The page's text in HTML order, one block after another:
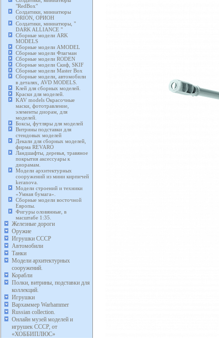
"RedBox"
Солдатики, миниатюры
ORION, ОРИОН
Солдатики, миниатюры, "
DARK ALLIANCE "
Сборные модели ARK
MODELS
Сборные модели AMODEL
Сборные модели Флагман
Сборные модели RODEN
Сборные модели Скиф, SKIF
Сборные модели Master Box
Сборные модели, автомобили
в деталях, AVD MODELS.
Клей для сборных моделей.
Краски для моделей.
KAV models Окрасочные
маски, фототравление,
элементы диорам, для
моделей.
Боксы, футляры для моделей
Витрины подставки для
стендовых моделей
Декали для сборных моделей,
фирма REVARO
Ландшафты, деревья, травяное
покрытия аксессуары к
диорамам.
Модели архитектурных
сооружений из мини кирпичей
keranova.
Модели строений и техники
«Умная бумага».
Сборные модели восточной
Европы.
Фигуры оловянные, в
масштабе 1:35.
Железные дороги
Оружие
Игрушки СССР
Автомобили
Танки
Модели архитектурных
сооружений.
Корабли
Полки, витрины, подставки для
коллекций.
Игрушки
Вархаммер Warhammer
Russian collection.
Онлайн музей моделей и
игрушек СССР, от
«ХОББИПЛЮС»